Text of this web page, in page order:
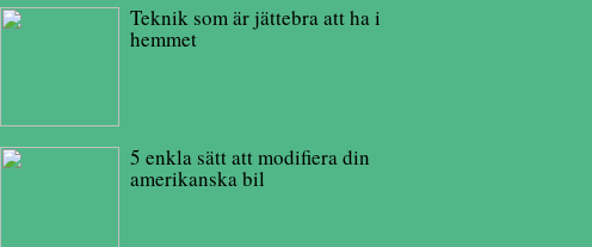
Teknik som är jättebra att ha i
hemmet
5 enkla sätt att modifiera din
amerikanska bil